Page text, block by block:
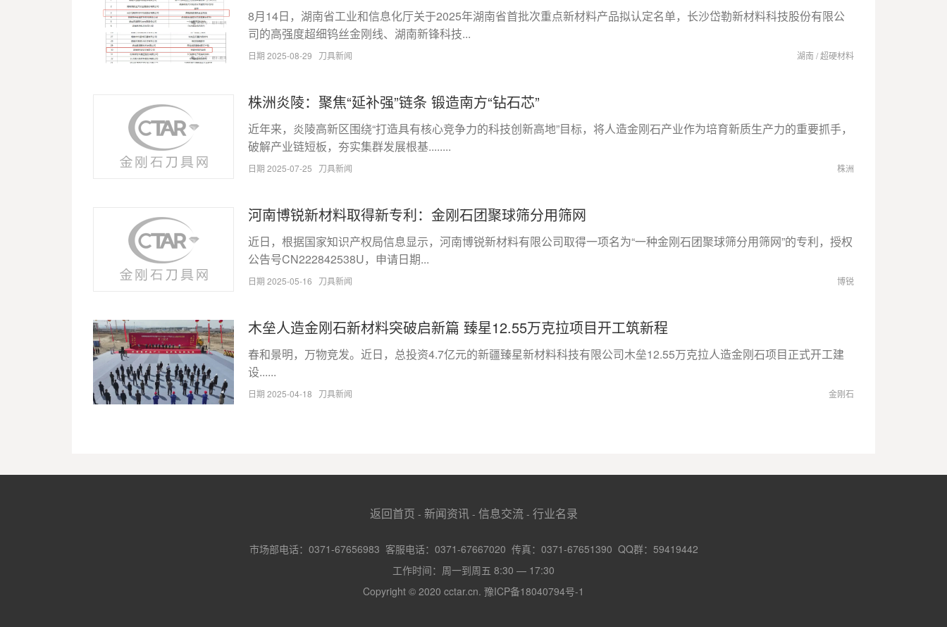
​8月14日，湖南省工业和信息化厅关于2025年湖南省首批次重点新材料产品拟认定名单，长沙岱勒新材料科技股份有限公
司的高强度超细钨丝金刚线、湖南新锋科技...
日期 2025-08-29 刀具新闻 湖南/超硬材料
株洲炎陵：聚焦“延补强”链条 锻造南方“钻石芯”
近年来，炎陵高新区围绕“打造具有核心竞争力的科技创新高地”目标，将人造金刚石产业作为培育新质生产力的重要抓手，
破解产业链短板，夯实集群发展根基........
日期 2025-07-25 刀具新闻 株洲
河南博锐新材料取得新专利：金刚石团聚球筛分用筛网
​近日，根据国家知识产权局信息显示，河南博锐新材料有限公司取得一项名为“一种金刚石团聚球筛分用筛网”的专利，授权
公告号CN222842538U，申请日期...
日期 2025-05-16 刀具新闻 博锐
木垒人造金刚石新材料突破启新篇 臻星12.55万克拉项目开工筑新程
​春和景明，万物竞发。近日，总投资4.7亿元的新疆臻星新材料科技有限公司木垒12.55万克拉人造金刚石项目正式开工建
设......
日期 2025-04-18 刀具新闻 金刚石
返回首页 - 新闻资讯- 信息交流- 行业名录
市场部电话：0371-67656983 客服电话：0371-67667020 传真：0371-67651390 QQ群：59419442
工作时间：周一到周五 8:30 — 17:30
Copyright © 2020 cctar.cn. 豫ICP备18040794号-1